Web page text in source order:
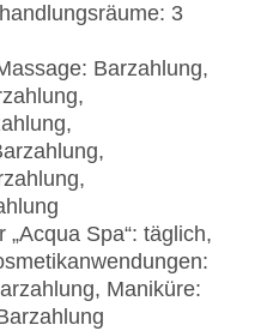
3
Barzahlung,
Spa“: täglich,
Maniküre: